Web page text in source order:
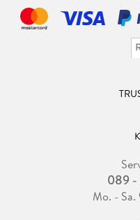
089 -
Mo. -